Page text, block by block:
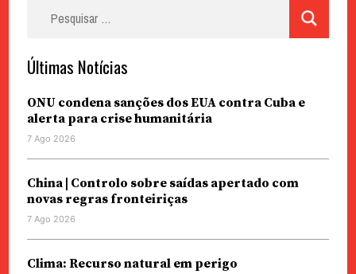
Últimas Notícias
ONU condena sanções dos EUA contra Cuba e
alerta para crise humanitária
7 Ago 2026
China | Controlo sobre saídas apertado com
novas regras fronteiriças
7 Ago 2026
Clima: Recurso natural em perigo